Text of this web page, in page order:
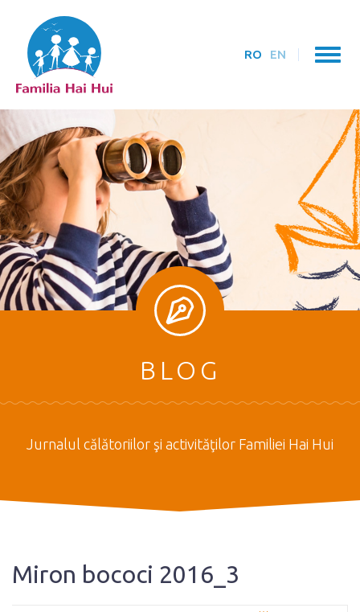
RO EN
BLOG
Jurnalul călătoriilor şi activităţilor Familiei Hai Hui
Miron bococi 2016_3